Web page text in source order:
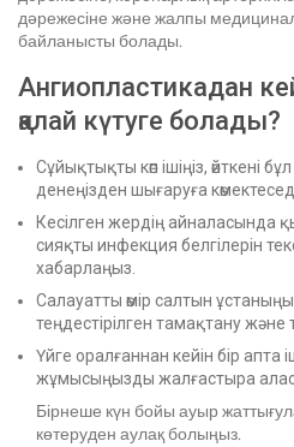
дәрежесіне және жалпы
байланысты болады.
Ангиопластикадан
қалай күтуге болады?
Сұйықтықты көп ішіңіз, өйткені
денеңізден шығаруға
Кесілген жердің айналасында
сияқты инфекция белгілерін
хабарлаңыз.
Салауатты өмір салтын
теңдестірілген тамақтану және
Үйге оралғаннан кейін бір апта
жұмысыңызды жалғастыра
Бірнеше күн бойы ауыр
көтеруден аулақ болыңыз.